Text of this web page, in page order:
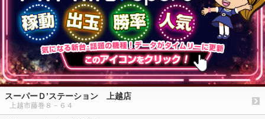
スーパーＤ’ステーション 上越店
上越市藤巻８－６４